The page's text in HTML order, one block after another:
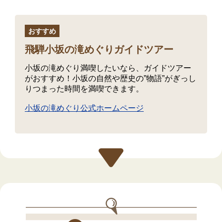
おすすめ
飛騨小坂の滝めぐりガイドツアー
小坂の滝めぐり満喫したいなら、ガイドツアー
がおすすめ！小坂の自然や歴史の”物語”がぎっし
りつまった時間を満喫できます。
小坂の滝めぐり公式ホームページ